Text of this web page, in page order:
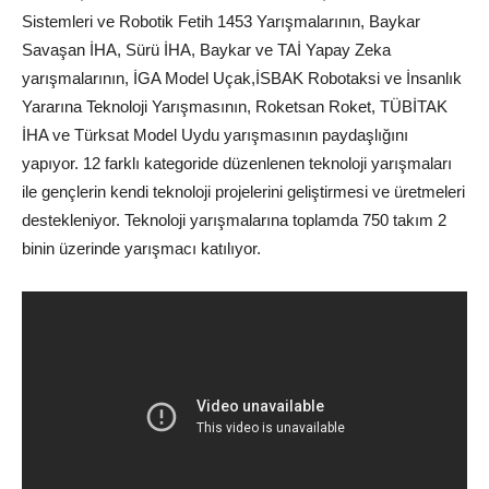
Sistemleri ve Robotik Fetih 1453 Yarışmalarının, Baykar
Savaşan İHA, Sürü İHA, Baykar ve TAİ Yapay Zeka
yarışmalarının, İGA Model Uçak,İSBAK Robotaksi ve İnsanlık
Yararına Teknoloji Yarışmasının, Roketsan Roket, TÜBİTAK
İHA ve Türksat Model Uydu yarışmasının paydaşlığını
yapıyor. 12 farklı kategoride düzenlenen teknoloji yarışmaları
ile gençlerin kendi teknoloji projelerini geliştirmesi ve üretmeleri
destekleniyor. Teknoloji yarışmalarına toplamda 750 takım 2
binin üzerinde yarışmacı katılıyor.